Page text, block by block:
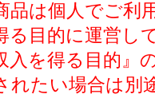
品は個人でご利
る目的に運営
入を得る目的』
れたい場合は別